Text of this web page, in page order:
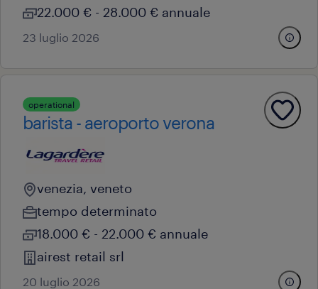
22.000 € - 28.000 € annuale
23 luglio 2026
operational
barista - aeroporto verona
venezia, veneto
tempo determinato
18.000 € - 22.000 € annuale
airest retail srl
20 luglio 2026